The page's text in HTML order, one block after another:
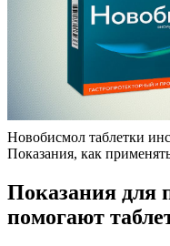
Новобисмол таблетки
Показания, как
Показания для
помогают